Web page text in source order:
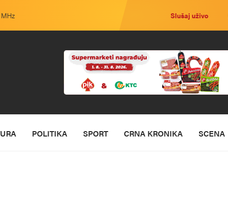
Slušaj uživo
POLITIKA SPORT CRNA KRONIKA SCENA